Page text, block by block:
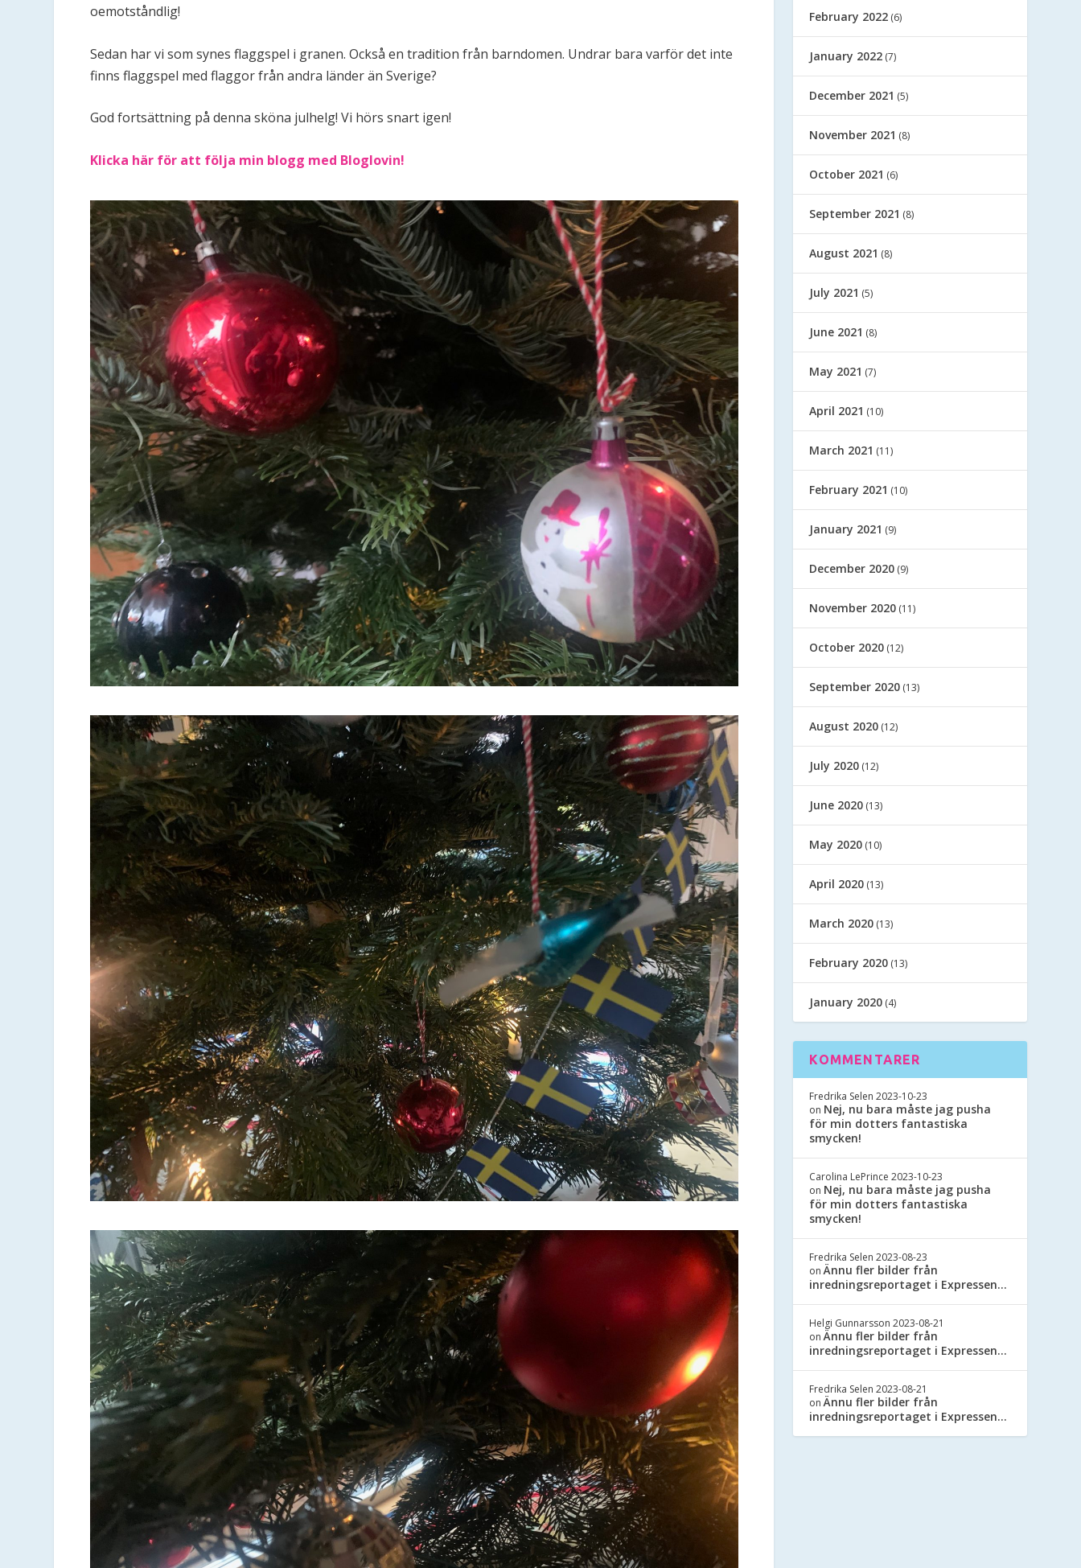
oemotståndlig!
Sedan har vi som synes flaggspel i granen. Också en tradition från barndomen. Undrar bara varför det inte
finns flaggspel med flaggor från andra länder än Sverige?
God fortsättning på denna sköna julhelg! Vi hörs snart igen!
Klicka här för att följa min blogg med Bloglovin!
February 2022 (6)
January 2022 (7)
December 2021 (5)
November 2021 (8)
October 2021 (6)
September 2021 (8)
August 2021 (8)
July 2021 (5)
June 2021 (8)
May 2021 (7)
April 2021 (10)
March 2021 (11)
February 2021 (10)
January 2021 (9)
December 2020 (9)
November 2020 (11)
October 2020 (12)
September 2020 (13)
August 2020 (12)
July 2020 (12)
June 2020 (13)
May 2020 (10)
April 2020 (13)
March 2020 (13)
February 2020 (13)
January 2020 (4)
KOMMENTARER
Fredrika Selen 2023-10-23
on Nej, nu bara måste jag pusha
för min dotters fantastiska
smycken!
Carolina LePrince 2023-10-23
on Nej, nu bara måste jag pusha
för min dotters fantastiska
smycken!
Fredrika Selen 2023-08-23
onÄnnu fler bilder från
inredningsreportaget i Expressen…
Helgi Gunnarsson 2023-08-21
onÄnnu fler bilder från
inredningsreportaget i Expressen…
Fredrika Selen 2023-08-21
onÄnnu fler bilder från
inredningsreportaget i Expressen…